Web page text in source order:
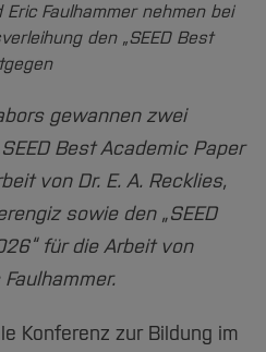
Faulhammer nehmen bei
den „SEED Best
gewannen zwei
Best Academic Paper
von Dr. E. A. Recklies,
sowie den „SEED
für die Arbeit von
Konferenz zur Bildung im